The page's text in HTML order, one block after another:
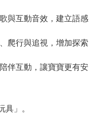
與互動音效，建立語感
爬行與追視，增加探索
伴互動，讓寶寶更有安
」。